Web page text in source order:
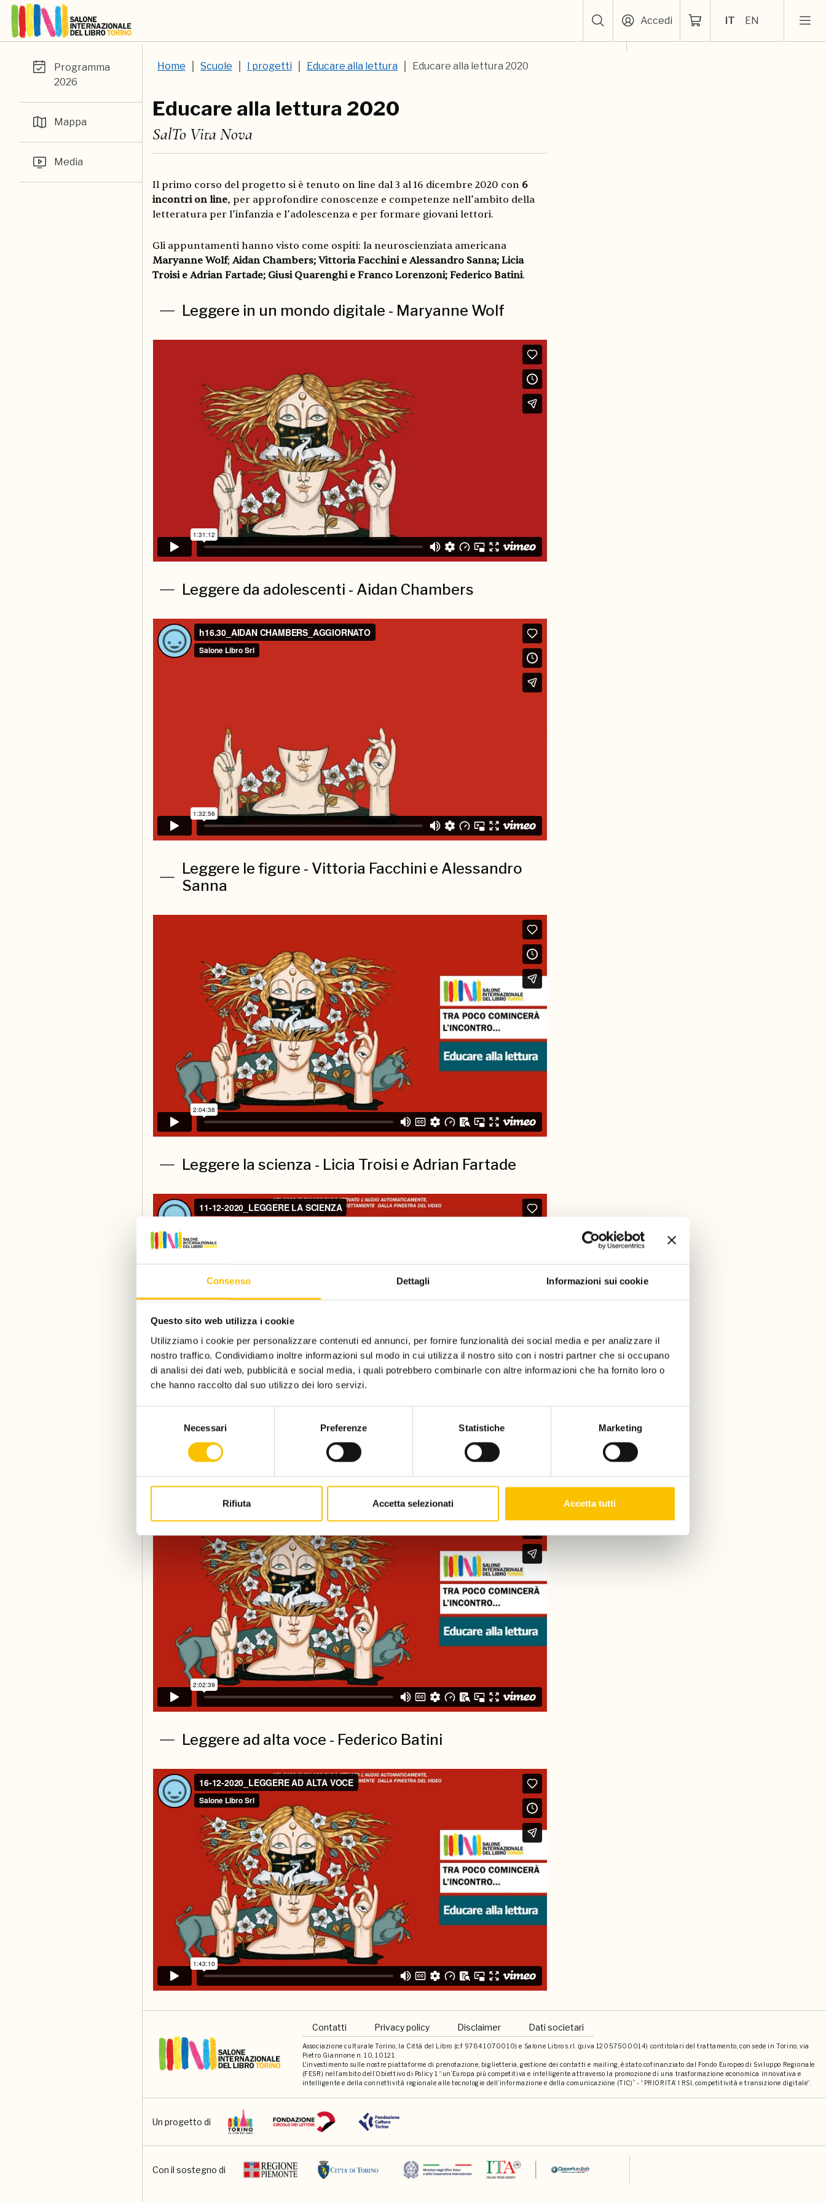
Consenso Dettagli Informazioni sui cookie
Questo sito web utilizza i cookie
Utilizziamo i cookie per personalizzare contenuti ed annunci, per fornire funzionalità dei social media e per analizzare il
nostro traffico. Condividiamo inoltre informazioni sul modo in cui utilizza il nostro sito con i nostri partner che si occupano
di analisi dei dati web, pubblicità e social media, i quali potrebbero combinarle con altre informazioni che ha fornito loro o
che hanno raccolto dal suo utilizzo dei loro servizi.
Necessari Preferenze Statistiche Marketing
Rifiuta Accetta selezionati Accetta tutti
Accedi IT EN
Programma
2026
Mappa
Media
Home Scuole I progetti Educare alla lettura Educare alla lettura 2020
Educare alla lettura 2020
SalTo Vita Nova
Il primo corso del progetto si è tenuto on line dal 3 al 16 dicembre 2020 con 6
incontri on line, per approfondire conoscenze e competenze nell’ambito della
letteratura per l’infanzia e l’adolescenza e per formare giovani lettori.
Gli appuntamenti hanno visto come ospiti: la neuroscienziata americana
Maryanne Wolf; Aidan Chambers; Vittoria Facchini e Alessandro Sanna; Licia
Troisi e Adrian Fartade; Giusi Quarenghi e Franco Lorenzoni; Federico Batini.
Leggere in un mondo digitale - Maryanne Wolf
Leggere da adolescenti - Aidan Chambers
Leggere le figure - Vittoria Facchini e Alessandro
Sanna
Leggere la scienza - Licia Troisi e Adrian Fartade
Leggere la poesia - Giusi Quarenghi e Franco
Lorenzoni
Leggere ad alta voce - Federico Batini
Associazione culturale Torino, la Città del Libro (c.f 97841070010) e Salone Libro s.r.l. (p.iva 12057500014) contitolari del trattamento, con sede in Torino, via
Pietro Giannone n. 10, 10121.
L'investimento sulle nostre piattaforme di prenotazione, biglietteria, gestione dei contatti e mailing, è stato cofinanziato dal Fondo Europeo di Sviluppo Regionale
(FESR) nell’ambito dell’Obiettivo di Policy 1 “un’Europa più competitiva e intelligente attraverso la promozione di una trasformazione economica innovativa e
intelligente e della connettività regionale alle tecnologie dell’informazione e della comunicazione (TIC)” - “PRIORITA’ I RSI, competitività e transizione digitale”.
Contatti Privacy policy Disclaimer Dati societari
Un progetto di
Con il sostegno di